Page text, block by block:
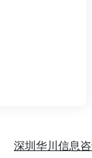
深圳华川信息